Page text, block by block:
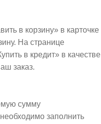
в корзину» в карточке
На странице
в кредит» в качестве
заказ.
сумму
заполнить